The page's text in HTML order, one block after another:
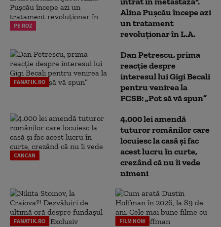
PE ROZ
Alina Pușcău începe azi
un tratament
revoluționar în L.A.
FANATIK.RO
Dan Petrescu, prima
reacție despre
interesul lui Gigi Becali
pentru venirea la
FCSB: „Pot să vă spun”
CANCAN
4.000 lei amendă
tuturor românilor care
locuiesc la casă și fac
acest lucru în curte,
crezând că nu îi vede
nimeni
FANATIK.RO FILM NOW